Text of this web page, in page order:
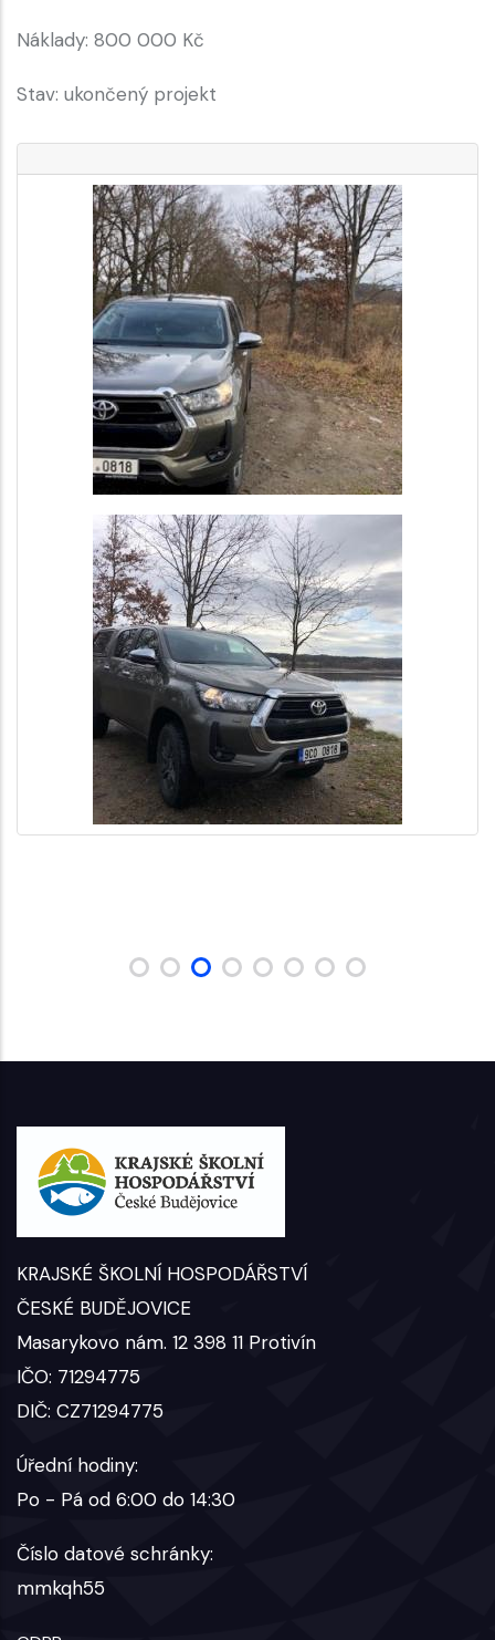
Náklady: 800 000 Kč
Stav: ukončený projekt
KRAJSKÉ ŠKOLNÍ HOSPODÁŘSTVÍ
ČESKÉ BUDĚJOVICE
Masarykovo nám. 12 398 11 Protivín
IČO: 71294775
DIČ: CZ71294775
Úřední hodiny:
Po - Pá od 6:00 do 14:30
Číslo datové schránky:
mmkqh55